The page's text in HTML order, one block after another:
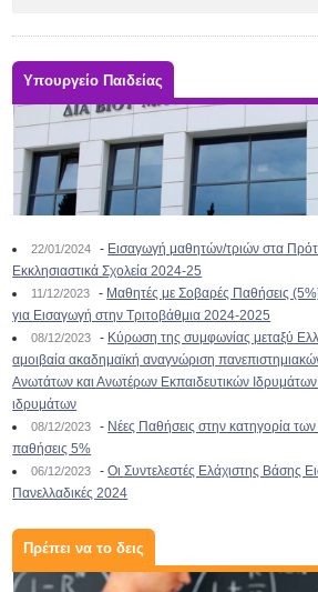
Υπουργείο Παιδείας
22/01/2024 - Εισαγωγή μαθητών/τριών στα
Εκκλησιαστικά Σχολεία 2024-25
11/12/2023 - Μαθητές με Σοβαρές Παθήσεις
για Εισαγωγή στην Τριτοβάθμια 2024-2025
08/12/2023 - Κύρωση της συμφωνίας μεταξύ
αμοιβαία ακαδημαϊκή αναγνώριση
Ανωτάτων και Ανωτέρων Εκπαιδευτικών Ιδρυμάτων
ιδρυμάτων
08/12/2023 - Νέες Παθήσεις στην κατηγορία
παθήσεις 5%
06/12/2023 -Οι Συντελεστές Ελάχιστης Βάσης
Πανελλαδικές 2024
Πρέπει να το δεις